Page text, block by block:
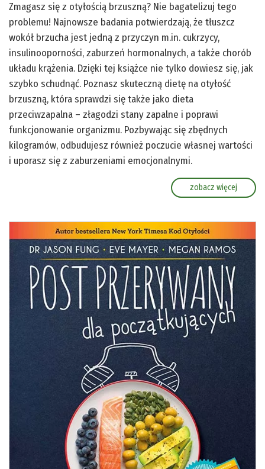
Zmagasz się z otyłością brzuszną? Nie bagatelizuj tego
problemu! Najnowsze badania potwierdzają, że tłuszcz
wokół brzucha jest jedną z przyczyn m.in. cukrzycy,
insulinooporności, zaburzeń hormonalnych, a także chorób
układu krążenia. Dzięki tej książce nie tylko dowiesz się, jak
szybko schudnąć. Poznasz skuteczną dietę na otyłość
brzuszną, która sprawdzi się także jako dieta
przeciwzapalna – złagodzi stany zapalne i poprawi
funkcjonowanie organizmu. Pozbywając się zbędnych
kilogramów, odbudujesz również poczucie własnej wartości
i uporasz się z zaburzeniami emocjonalnymi.
zobacz więcej